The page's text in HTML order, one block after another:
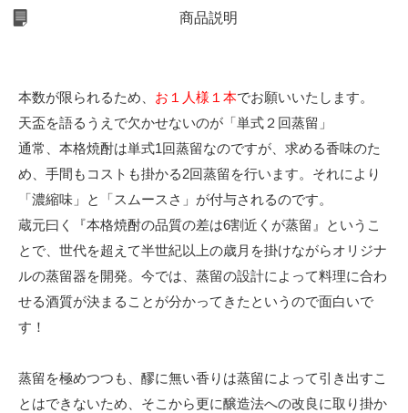
商品説明
本数が限られるため、 お１人様１本でお願いいたします。
天盃を語るうえで欠かせないのが「単式２回蒸留」
通常、本格焼酎は単式1回蒸留なのですが、求める香味のた
め、手間もコストも掛かる2回蒸留を行います。それにより
「濃縮味」と「スムースさ」が付与されるのです。
蔵元曰く『本格焼酎の品質の差は6割近くが蒸留』というこ
とで、世代を超えて半世紀以上の歳月を掛けながらオリジナ
ルの蒸留器を開発。今では、蒸留の設計によって料理に合わ
せる酒質が決まることが分かってきたというので面白いで
す！
蒸留を極めつつも、醪に無い香りは蒸留によって引き出すこ
とはできないため、そこから更に醸造法への改良に取り掛か